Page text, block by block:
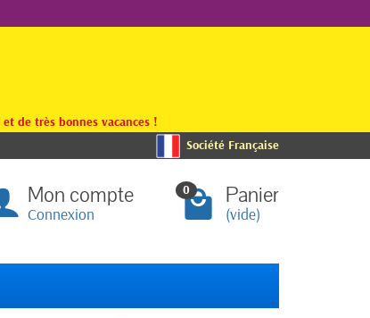
de très bonnes vacances !
Société Française
Mon compte
Connexion
0 Panier
(vide)